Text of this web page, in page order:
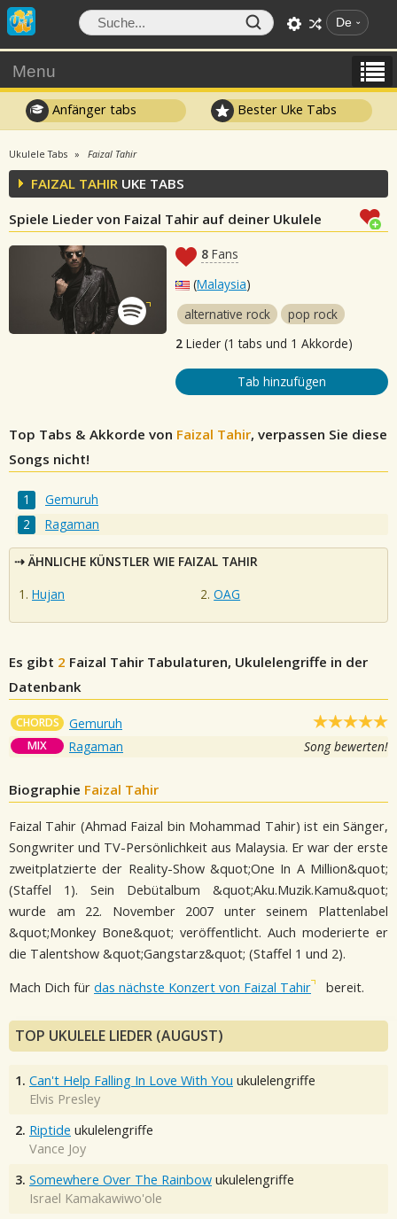
De
Menu
Anfänger tabs Bester Uke Tabs
Ukulele Tabs Faizal Tahir
FAIZAL TAHIR UKE TABS
Spiele Lieder von Faizal Tahir auf deiner Ukulele
8 Fans
(Malaysia)
alternative rock
pop rock
2 Lieder (1 tabs und 1 Akkorde)
Tab hinzufügen
Top Tabs & Akkorde von Faizal Tahir, verpassen Sie diese
Songs nicht!
Gemuruh
Ragaman
ÄHNLICHE KÜNSTLER WIE FAIZAL TAHIR
Hujan
OAG
Es gibt 2 Faizal Tahir Tabulaturen, Ukulelengriffe in der
Datenbank
CHORDS Gemuruh
MIX Ragaman Song bewerten!
Biographie Faizal Tahir
Faizal Tahir (Ahmad Faizal bin Mohammad Tahir) ist ein Sänger,
Songwriter und TV-Persönlichkeit aus Malaysia. Er war der erste
zweitplatzierte der Reality-Show &quot;One In A Million&quot;
(Staffel 1). Sein Debütalbum &quot;Aku.Muzik.Kamu&quot;
wurde am 22. November 2007 unter seinem Plattenlabel
&quot;Monkey Bone&quot; veröffentlicht. Auch moderierte er
die Talentshow &quot;Gangstarz&quot; (Staffel 1 und 2).
Mach Dich für das nächste Konzert von Faizal Tahir bereit.
TOP UKULELE LIEDER (AUGUST)
1. Can't Help Falling In Love With You ukulelengriffe
Elvis Presley
2. Riptide ukulelengriffe
Vance Joy
3. Somewhere Over The Rainbow ukulelengriffe
Israel Kamakawiwo'ole